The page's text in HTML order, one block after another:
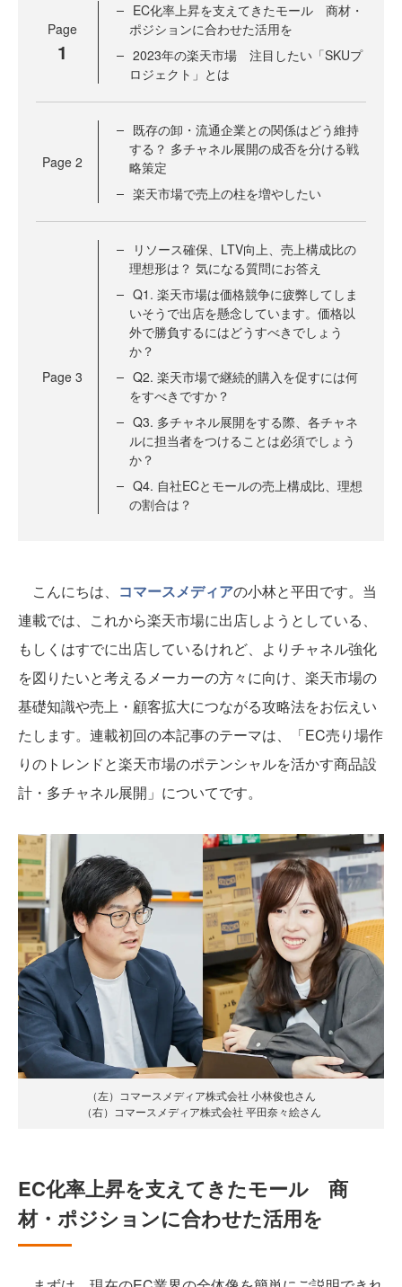
Page
1
EC化率上昇を支えてきたモール 商材・
ポジションに合わせた活用を
2023年の楽天市場 注目したい「SKUプ
ロジェクト」とは
Page 2
既存の卸・流通企業との関係はどう維持
する？ 多チャネル展開の成否を分ける戦
略策定
楽天市場で売上の柱を増やしたい
Page 3
リソース確保、LTV向上、売上構成比の
理想形は？ 気になる質問にお答え
Q1. 楽天市場は価格競争に疲弊してしま
いそうで出店を懸念しています。価格以
外で勝負するにはどうすべきでしょう
か？
Q2. 楽天市場で継続的購入を促すには何
をすべきですか？
Q3. 多チャネル展開をする際、各チャネ
ルに担当者をつけることは必須でしょう
か？
Q4. 自社ECとモールの売上構成比、理想
の割合は？
こんにちは、 コマースメディアの小林と平田です。当
連載では、これから楽天市場に出店しようとしている、
もしくはすでに出店しているけれど、よりチャネル強化
を図りたいと考えるメーカーの方々に向け、楽天市場の
基礎知識や売上・顧客拡大につながる攻略法をお伝えい
たします。連載初回の本記事のテーマは、「EC売り場作
りのトレンドと楽天市場のポテンシャルを活かす商品設
計・多チャネル展開」についてです。
（左）コマースメディア株式会社 小林俊也さん
（右）コマースメディア株式会社 平田奈々絵さん
EC化率上昇を支えてきたモール 商
材・ポジションに合わせた活用を